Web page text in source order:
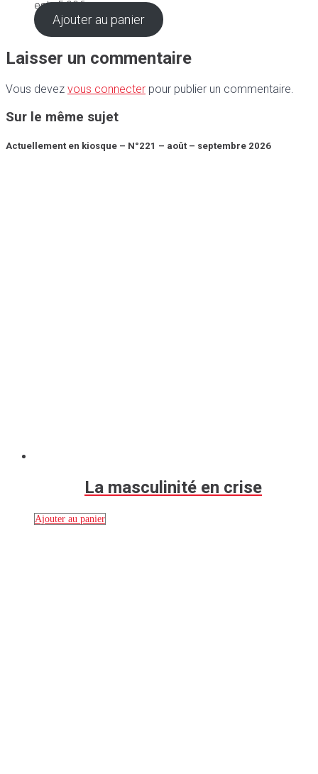
est : 5,90€.
Ajouter au panier
Laisser un commentaire
Vous devez vous connecter pour publier un commentaire.
Sur le même sujet
Actuellement en kiosque – N°221 – août – septembre 2026
La masculinité en crise
Ajouter au panier